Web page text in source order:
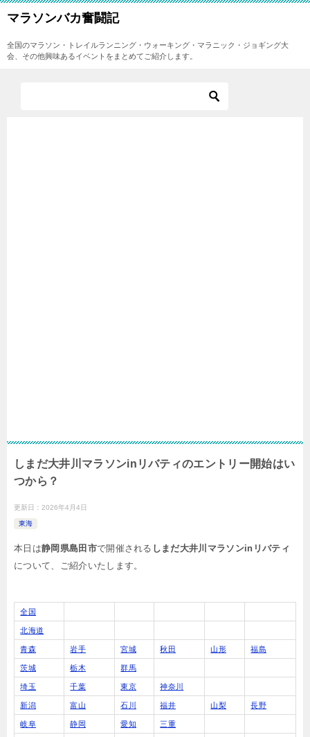
マラソンバカ奮闘記
全国のマラソン・トレイルランニング・ウォーキング・マラニック・ジョギング大
会、その他興味あるイベントをまとめてご紹介します。
しまだ大井川マラソンinリバティのエントリー開始はい
つから？
更新日： 2026年4月4日
東海
本日は静岡県島田市で開催される しまだ大井川マラソンinリバティ
について、ご紹介いたします。
全国
北海道
青森 岩手 宮城 秋田 山形 福島
茨城 栃木 群馬
埼玉 千葉 東京 神奈川
新潟 富山 石川 福井 山梨 長野
岐阜 静岡 愛知 三重